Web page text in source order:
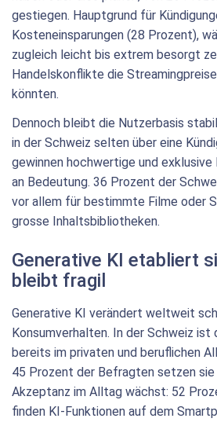
gestiegen. Hauptgrund für
Kosteneinsparungen (28 Prozent),
zugleich leicht bis extrem besorgt
Handelskonflikte die
könnten.
Dennoch bleibt die Nutzerbasis
in der Schweiz selten über eine
gewinnen hochwertige und exklusive
an Bedeutung. 36 Prozent der
vor allem für bestimmte Filme oder
grosse Inhaltsbibliotheken.
Generative KI etabliert
bleibt fragil
Generative KI verändert weltweit
Konsumverhalten. In der Schweiz ist
bereits im privaten und beruflichen
45 Prozent der Befragten setzen sie
Akzeptanz im Alltag wächst: 52
finden KI-Funktionen auf dem